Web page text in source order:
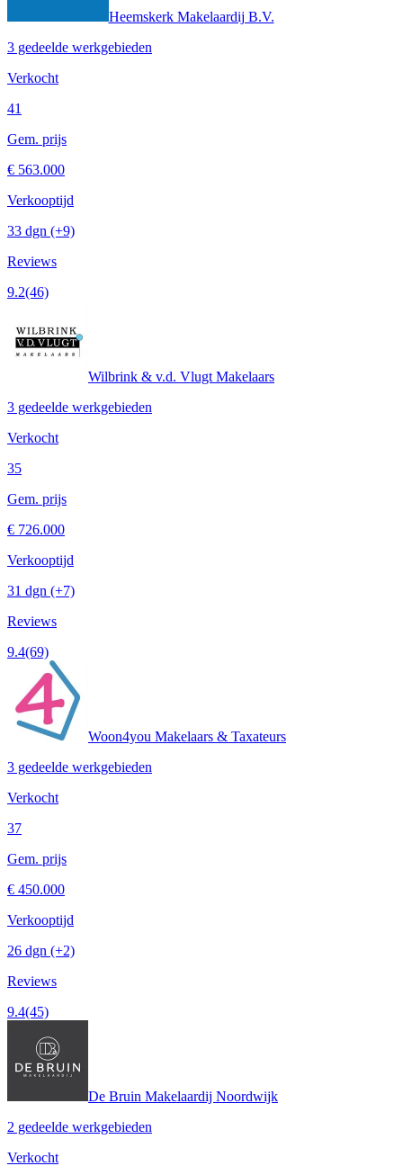
Heemskerk Makelaardij B.V.
3 gedeelde werkgebieden
Verkocht
41
Gem. prijs
€ 563.000
Verkooptijd
33 dgn (+9)
Reviews
9.2(46)
Wilbrink & v.d. Vlugt Makelaars
3 gedeelde werkgebieden
Verkocht
35
Gem. prijs
€ 726.000
Verkooptijd
31 dgn (+7)
Reviews
9.4(69)
Woon4you Makelaars & Taxateurs
3 gedeelde werkgebieden
Verkocht
37
Gem. prijs
€ 450.000
Verkooptijd
26 dgn (+2)
Reviews
9.4(45)
De Bruin Makelaardij Noordwijk
2 gedeelde werkgebieden
Verkocht